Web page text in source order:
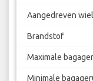
Aangedreven
Brandstof
Maximale
Minimale